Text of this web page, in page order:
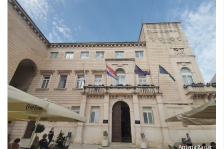
Antena Zadar